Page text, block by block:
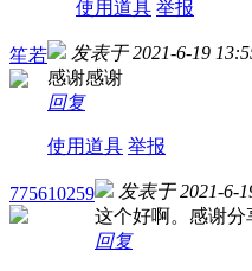
使用道具 举报
笙若 发表于 2021-6-19
感谢感谢
回复
使用道具 举报
775610259 发表于 2021-6-
这个好啊。感谢分
回复